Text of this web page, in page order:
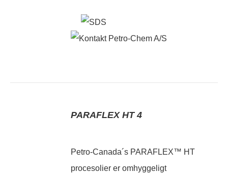
PARAFLEX HT 4
Petro-Canada´s PARAFLEX™ HT
procesolier er omhyggeligt